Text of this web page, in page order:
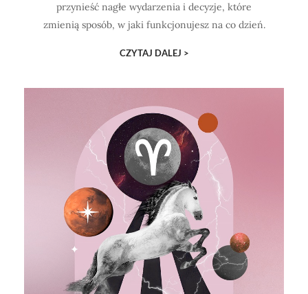
przynieść nagłe wydarzenia i decyzje, które
zmienią sposób, w jaki funkcjonujesz na co dzień.
CZYTAJ DALEJ >